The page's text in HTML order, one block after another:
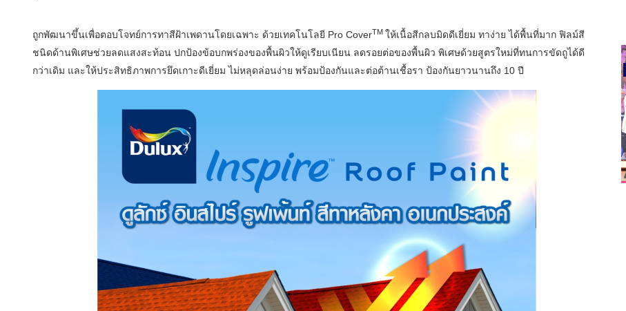
ถูกพัฒนาขึ้นเพื่อตอบโจทย์การทาสีฝ้าเพดานโดยเฉพาะ ด้วยเทคโนโลยี Pro CoverTM ให้เนื้อสีกลบมิดดีเยี่ยม ทาง่าย ได้พื้นที่มาก ฟิลม์สี
ชนิดด้านพิเศษช่วยลดแสงสะท้อน ปกป้องข้อบกพร่องของพื้นผิวให้ดูเรียบเนียน ลดรอยต่อของพื้นผิว พิเศษด้วยสูตรใหม่ที่ทนการขัดถูได้ดี
กว่าเดิม และให้ประสิทธิภาพการยึดเกาะดีเยี่ยม ไม่หลุดล่อนง่าย พร้อมป้องกันและต่อต้านเชื้อรา ป้องกันยาวนานถึง 10 ปี